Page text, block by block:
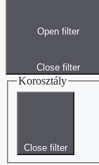
Open filter
Close filter
Korosztály
Close filter